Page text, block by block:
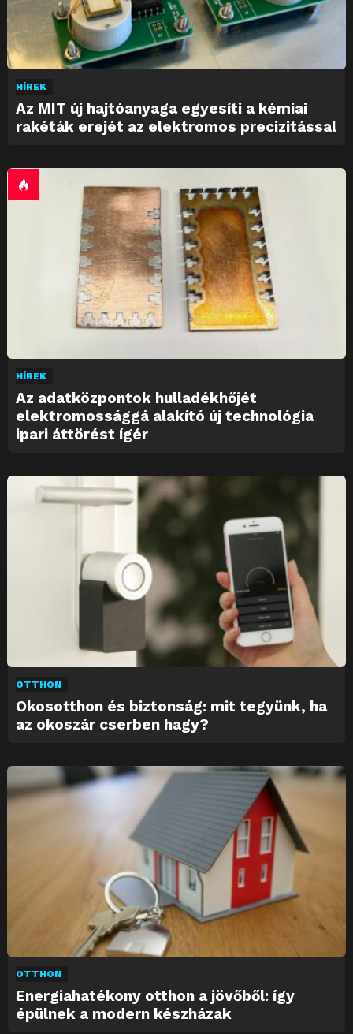
HÍREK
Az MIT új hajtóanyaga egyesíti a kémiai
rakéták erejét az elektromos precizitással
HÍREK
Az adatközpontok hulladékhőjét
elektromossággá alakító új technológia
ipari áttörést ígér
OTTHON
Okosotthon és biztonság: mit tegyünk, ha
az okoszár cserben hagy?
OTTHON
Energiahatékony otthon a jövőből: így
épülnek a modern készházak